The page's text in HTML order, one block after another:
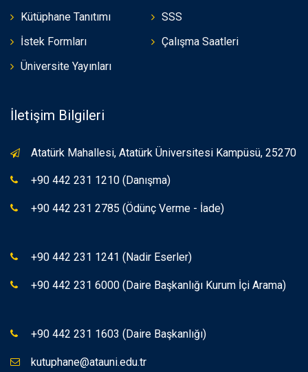
Kütüphane Tanıtımı
SSS
İstek Formları
Çalışma Saatleri
Üniversite Yayınları
İletişim Bilgileri
Atatürk Mahallesi, Atatürk Üniversitesi Kampüsü, 25270
+90 442 231 1210 (Danışma)
+90 442 231 2785 (Ödünç Verme - İade)
+90 442 231 1241 (Nadir Eserler)
+90 442 231 6000 (Daire Başkanlığı Kurum İçi Arama)
+90 442 231 1603 (Daire Başkanlığı)
kutuphane@atauni.edu.tr